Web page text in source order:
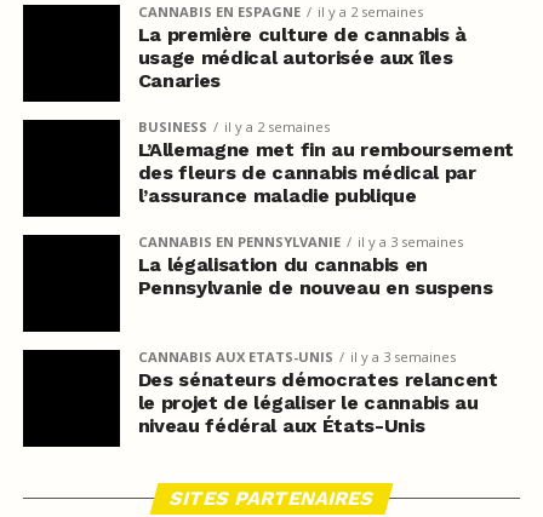
CANNABIS EN ESPAGNE il y a 2 semaines
La première culture de cannabis à
usage médical autorisée aux îles
Canaries
BUSINESS il y a 2 semaines
L’Allemagne met fin au remboursement
des fleurs de cannabis médical par
l’assurance maladie publique
CANNABIS EN PENNSYLVANIE il y a 3 semaines
La légalisation du cannabis en
Pennsylvanie de nouveau en suspens
CANNABIS AUX ETATS-UNIS il y a 3 semaines
Des sénateurs démocrates relancent
le projet de légaliser le cannabis au
niveau fédéral aux États-Unis
SITES PARTENAIRES